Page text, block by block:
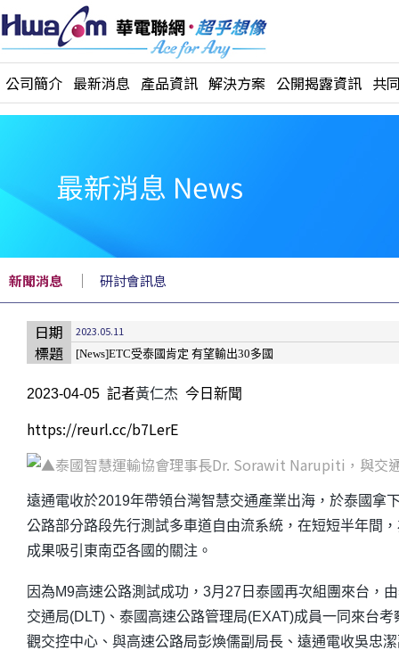
公司簡介 最新消息 產品資訊 解決方案 公開揭露資訊 共
新聞消息 ｜ 研討會訊息
日期 2023.05.11
標題 [News]ETC受泰國肯定 有望輸出30多國
2023-04-05 記者黃仁杰 今日新聞
https://reurl.cc/b7LerE
遠通電收於2019年帶領台灣智慧交通產業出海，於泰國拿
公路部分路段先行測試多車道自由流系統，在短短半年間
成果吸引東南亞各國的關注。
因為M9高速公路測試成功，3月27日泰國再次組團來台，
交通局(DLT)、泰國高速公路管理局(EXAT)成員一同來台
觀交控中心、與高速公路局彭煥儒副局長、遠通電收吳忠